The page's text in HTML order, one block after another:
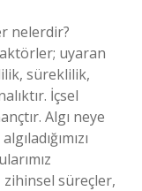
nelerdir?
uyaran
süreklilik,
İçsel
Algı neye
zihinsel süreçler,